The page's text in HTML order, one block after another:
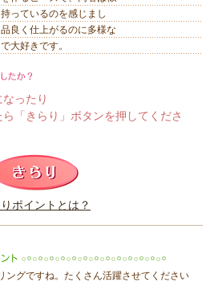
っているのを感じまし
良く仕上がるのに多様な
大好きです。
したか？
ったり
「きらり」ボタンを押してくださ
ポイントとは？
ングですね。たくさん活躍させてください